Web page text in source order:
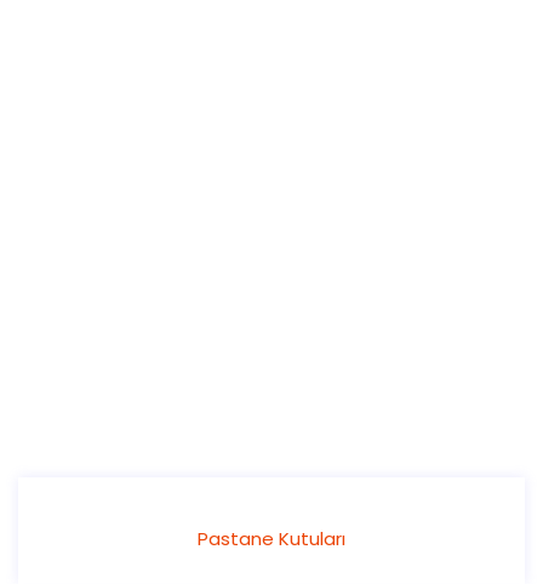
Pastane Kutuları